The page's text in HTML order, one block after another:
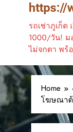
https://
รถเช่าภูเก็ต
1000/วัน! ม
ไม่จกตา พร้
Home
โฆษณาต้